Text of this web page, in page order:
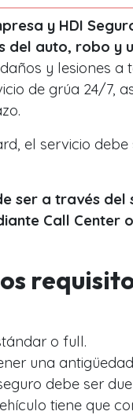
y HDI
del auto, robo y
y lesiones a
de grúa 24/7,
el servicio
ser a través del
Call Center
o full.
una
debe ser
tiene que